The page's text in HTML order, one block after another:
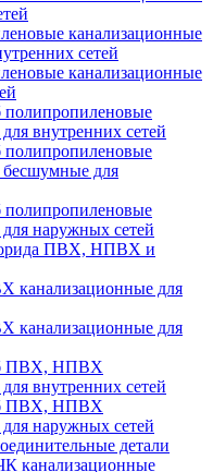
канализационные
сетей
канализационные
полипропиленовые
внутренних сетей
полипропиленовые
для
полипропиленовые
наружных сетей
ПВХ, НПВХ и
для
для
ПВХ, НПВХ
внутренних сетей
ПВХ, НПВХ
наружных сетей
детали
канализационные